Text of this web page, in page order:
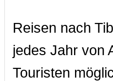
Reisen nach
jedes Jahr von
Touristen